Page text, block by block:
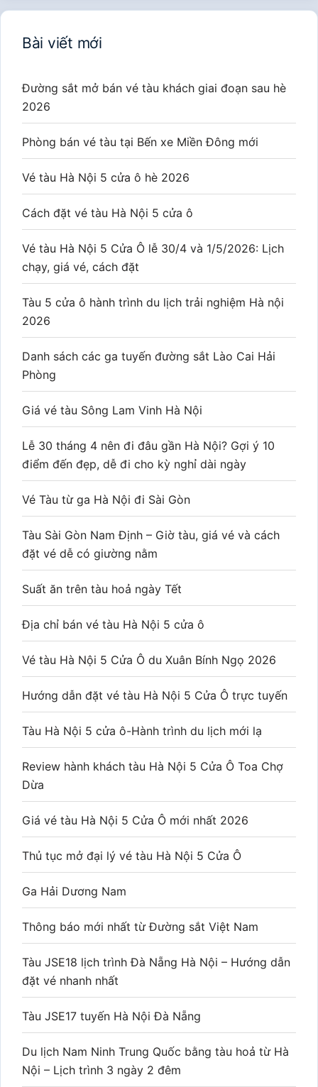
Bài viết mới
Đường sắt mở bán vé tàu khách giai đoạn sau hè
2026
Phòng bán vé tàu tại Bến xe Miền Đông mới
Vé tàu Hà Nội 5 cửa ô hè 2026
Cách đặt vé tàu Hà Nội 5 cửa ô
Vé tàu Hà Nội 5 Cửa Ô lễ 30/4 và 1/5/2026: Lịch
chạy, giá vé, cách đặt
Tàu 5 cửa ô hành trình du lịch trải nghiệm Hà nội
2026
Danh sách các ga tuyến đường sắt Lào Cai Hải
Phòng
Giá vé tàu Sông Lam Vinh Hà Nội
Lễ 30 tháng 4 nên đi đâu gần Hà Nội? Gợi ý 10
điểm đến đẹp, dễ đi cho kỳ nghỉ dài ngày
Vé Tàu từ ga Hà Nội đi Sài Gòn
Tàu Sài Gòn Nam Định – Giờ tàu, giá vé và cách
đặt vé dễ có giường nằm
Suất ăn trên tàu hoả ngày Tết
Địa chỉ bán vé tàu Hà Nội 5 cửa ô
Vé tàu Hà Nội 5 Cửa Ô du Xuân Bính Ngọ 2026
Hướng dẫn đặt vé tàu Hà Nội 5 Cửa Ô trực tuyến
Tàu Hà Nội 5 cửa ô-Hành trình du lịch mới lạ
Review hành khách tàu Hà Nội 5 Cửa Ô Toa Chợ
Dừa
Giá vé tàu Hà Nội 5 Cửa Ô mới nhất 2026
Thủ tục mở đại lý vé tàu Hà Nội 5 Cửa Ô
Ga Hải Dương Nam
Thông báo mới nhất từ Đường sắt Việt Nam
Tàu JSE18 lịch trình Đà Nẵng Hà Nội – Hướng dẫn
đặt vé nhanh nhất
Tàu JSE17 tuyến Hà Nội Đà Nẵng
Du lịch Nam Ninh Trung Quốc bằng tàu hoả từ Hà
Nội – Lịch trình 3 ngày 2 đêm